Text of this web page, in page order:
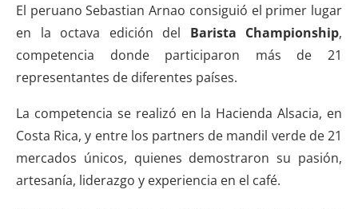
El peruano Sebastian Arnao consiguió el primer lugar
en la octava edición del Barista Championship,
competencia donde participaron más de 21
representantes de diferentes países.
La competencia se realizó en la Hacienda Alsacia, en
Costa Rica, y entre los partners de mandil verde de 21
mercados únicos, quienes demostraron su pasión,
artesanía, liderazgo y experiencia en el café.